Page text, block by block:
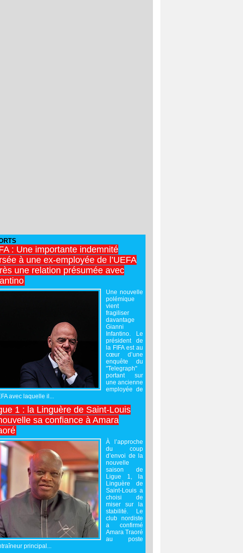
: Une importante indemnité
à une ex-employée de l’UEFA
une relation présumée avec
Une nouvelle
polémique
vient
fragiliser
davantage
Gianni
Infantino. Le
président de
la FIFA est au
cœur d’une
enquête du
"Telegraph"
portant sur
une ancienne
employée de
avec laquelle il...
1 : la Linguère de Saint-Louis
sa confiance à Amara
À l’approche
du coup
d’envoi de la
nouvelle
saison de
Ligue 1, la
Linguère de
Saint-Louis a
choisi de
miser sur la
stabilité. Le
club nordiste
a confirmé
Amara Traoré
au poste
principal...